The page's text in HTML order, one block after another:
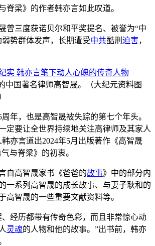
脊梁》的作者韩亦言如此叹道。
曾三度获诺贝尔和平奖提名、被誉为“中
弱势群体发声，长期遭受中共酷刑 迫害，
中国著名律师高智晟。（大纪元资料图
年，也是高智晟被失踪的第七个年头。
定要让全世界持续地关注高律师及其家人
亦言道出2024年5月出版著作《高智晟
与脊梁》的初衷。
自高智晟家书《爸爸的故事》中的部分内
一系列高智晟的成长故事、与妻子耿和的
高智晟的一些重要文献资料等。
经历都带有传奇色彩，而且非常惊心动
灵魂的人物和他的故事。”出书前，韩亦